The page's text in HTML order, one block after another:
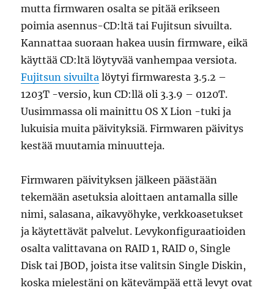
mutta firmwaren osalta se pitää erikseen
poimia asennus-CD:ltä tai Fujitsun sivuilta.
Kannattaa suoraan hakea uusin firmware, eikä
käyttää CD:ltä löytyvää vanhempaa versiota.
Fujitsun sivuilta löytyi firmwaresta 3.5.2 –
1203T -versio, kun CD:llä oli 3.3.9 – 0120T.
Uusimmassa oli mainittu OS X Lion -tuki ja
lukuisia muita päivityksiä. Firmwaren päivitys
kestää muutamia minuutteja.
Firmwaren päivityksen jälkeen päästään
tekemään asetuksia aloittaen antamalla sille
nimi, salasana, aikavyöhyke, verkkoasetukset
ja käytettävät palvelut. Levykonfiguraatioiden
osalta valittavana on RAID 1, RAID 0, Single
Disk tai JBOD, joista itse valitsin Single Diskin,
koska mielestäni on kätevämpää että levyt ovat